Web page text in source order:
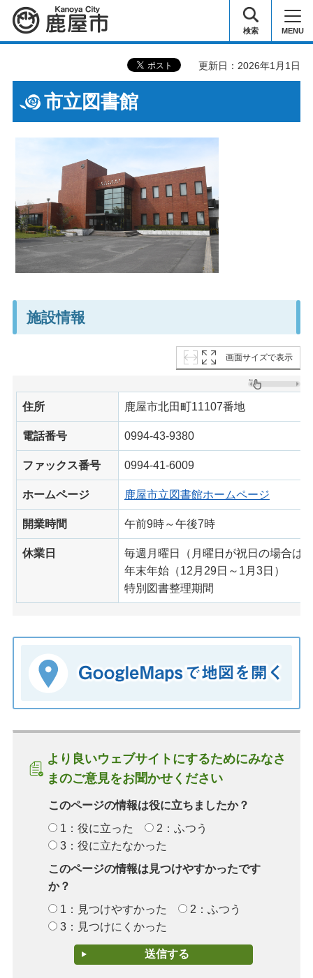
鹿屋市 検索 MENU
更新日：2026年1月1日
市立図書館
施設情報
画面サイズで表示
住所 鹿屋市北田町11107番地
電話番号 0994-43-9380
ファックス番号 0994-41-6009
ホームページ 鹿屋市立図書館ホームページ
開業時間 午前9時～午後7時
休業日
毎週月曜日（月曜日が祝日の場合は
年末年始（12月29日～1月3日）
特別図書整理期間
より良いウェブサイトにするためにみなさ
まのご意見をお聞かせください
このページの情報は役に立ちましたか？
1：役に立った
2：ふつう
3：役に立たなかった
このページの情報は見つけやすかったです
か？
1：見つけやすかった
2：ふつう
3：見つけにくかった